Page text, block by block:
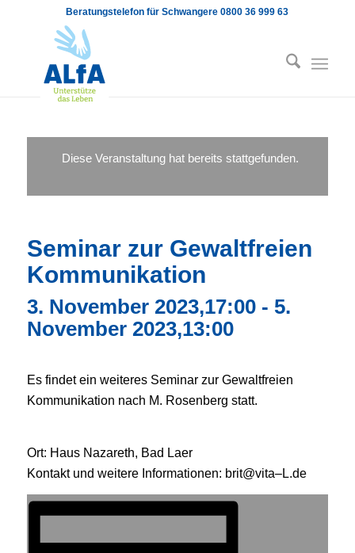
Beratungstelefon für Schwangere 0800 36 999 63
Diese Veranstaltung hat bereits stattgefunden.
Seminar zur Gewaltfreien
Kommunikation
3. November 2023,17:00- 5.
November 2023,13:00
Es findet ein weiteres Seminar zur Gewaltfreien
Kommunikation nach M. Rosenberg statt.
Ort: Haus Nazareth, Bad Laer
Kontakt und weitere Informationen: brit@vita–L.de